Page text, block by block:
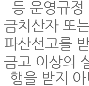
등 운영규정
금치산자 또
파산선고를
금고 이상의
행을 받지